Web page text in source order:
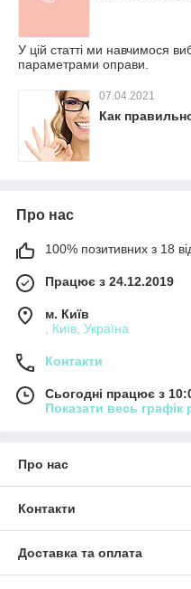
У цій статті ми навчимося
параметрами оправи.
07.04.2021
Как
Про нас
100% позитивних з 18
Працює з 24.12.2019
м. Київ
, Київ, Україна
Контакти
Сьогодні працює з
Показати весь графік
Про нас
Контакти
Доставка та оплата